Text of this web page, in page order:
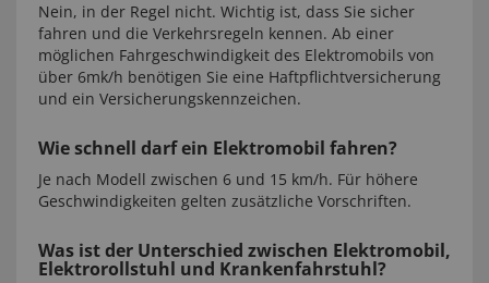
Nein, in der Regel nicht. Wichtig ist, dass Sie sicher
fahren und die Verkehrsregeln kennen. Ab einer
möglichen Fahrgeschwindigkeit des Elektromobils von
über 6mk/h benötigen Sie eine Haftpflichtversicherung
und ein Versicherungskennzeichen.
Wie schnell darf ein Elektromobil fahren?
Je nach Modell zwischen 6 und 15 km/h. Für höhere
Geschwindigkeiten gelten zusätzliche Vorschriften.
Was ist der Unterschied zwischen Elektromobil,
Elektrorollstuhl und Krankenfahrstuhl?